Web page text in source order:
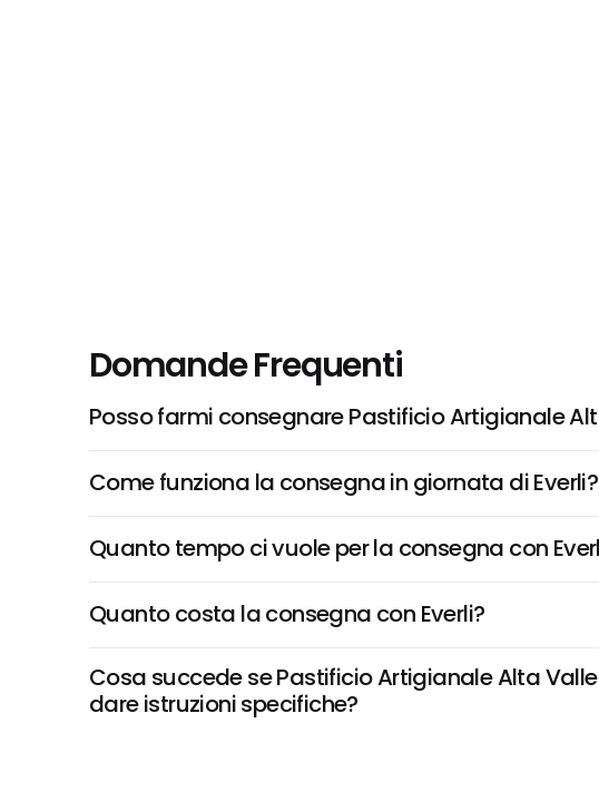
Domande Frequenti
Posso farmi consegnare Pastificio Artigianale
Come funziona la consegna in giornata di Everli?
Quanto tempo ci vuole per la consegna con
Quanto costa la consegna con Everli?
Cosa succede se Pastificio Artigianale Alta
dare istruzioni specifiche?